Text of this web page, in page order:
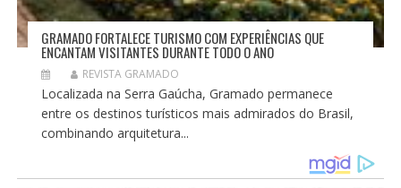
GRAMADO FORTALECE TURISMO COM EXPERIÊNCIAS QUE
ENCANTAM VISITANTES DURANTE TODO O ANO
REVISTA GRAMADO
Localizada na Serra Gaúcha, Gramado permanece
entre os destinos turísticos mais admirados do Brasil,
combinando arquitetura...